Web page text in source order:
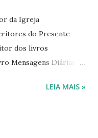
da Igreja
do Presente
dos livros
Mensagens Diárias da
(15) 99765-
LEIA MAIS »